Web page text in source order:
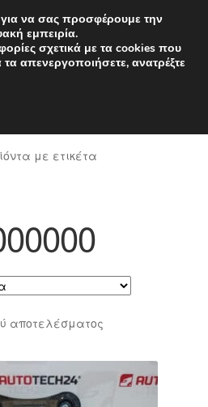
από 7 EUR
- 4 μ.μ.
με ετικέτα
αποτελέσματος
να σας προσφέρουμε την
εμπειρία.
σχετικά με τα cookies που
απενεργοποιήσετε, ανατρέξτε